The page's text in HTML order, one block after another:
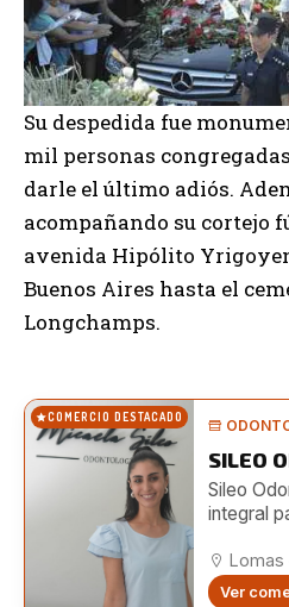
Su despedida fue
mil personas
darle el último adiós.
acompañando su cortejo
avenida Hipólito
Buenos Aires hasta el
Longchamps.
COMERCIO DESTACADO
SILEO
Sileo
integral
Lomas
Ver